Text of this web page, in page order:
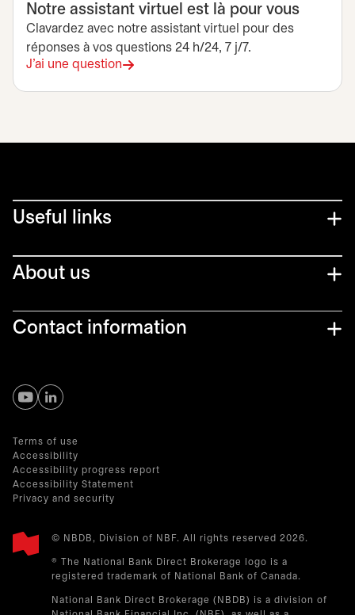
Notre assistant virtuel est là pour vous
Clavardez avec notre assistant virtuel pour des
réponses à vos questions 24 h/24, 7 j/7.
J'ai une question
Useful links
About us
Contact information
s’ouvre dans un nouvel onglet
s’ouvre dans un nouvel onglet
Terms of use
Accessibility
Accessibility progress report
Accessibility Statement
Privacy and security
© NBDB, Division of NBF. All rights reserved 2026.
® The National Bank Direct Brokerage logo is a
registered trademark of National Bank of Canada.
National Bank Direct Brokerage (NBDB) is a division of